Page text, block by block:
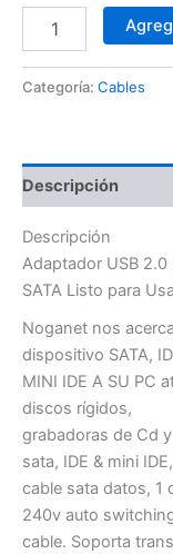
adaptador
Para
2.5
Y
Ide
Y
Sata
Categoría: Cables
Descripción
Descripción
Adaptador USB
SATA Listo para
Noganet nos
dispositivo SATA,
MINI IDE A SU PC
discos rígidos,
grabadoras de Cd
sata, IDE & mini
cable sata datos, 1
240v auto
cable. Soporta